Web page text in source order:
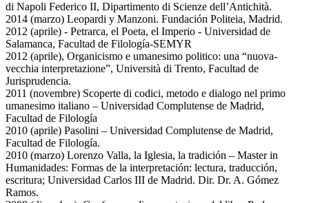
di Napoli Federico II, Dipartimento di Scienze dell’Antichità.
2014 (marzo) Leopardi y Manzoni. Fundación Politeia, Madrid.
2012 (aprile) - Petrarca, el Poeta, el Imperio - Universidad de
Salamanca, Facultad de Filología-SEMYR
2012 (aprile), Organicismo e umanesimo politico: una “nuova-
vecchia interpretazione”, Università di Trento, Facultad de
Jurisprudencia.
2011 (novembre) Scoperte di codici, metodo e dialogo nel primo
umanesimo italiano – Universidad Complutense de Madrid,
Facultad de Filología
2010 (aprile) Pasolini – Universidad Complutense de Madrid,
Facultad de Filología.
2010 (marzo) Lorenzo Valla, la Iglesia, la tradición – Master in
Humanidades: Formas de la interpretación: lectura, traducción,
escritura; Universidad Carlos III de Madrid. Dir. Dr. A. Gómez
Ramos.